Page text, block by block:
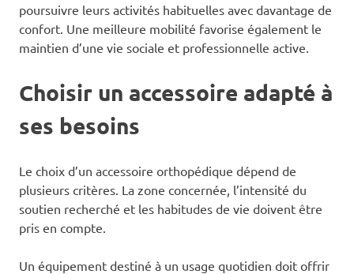
poursuivre leurs activités habituelles avec davantage de
confort. Une meilleure mobilité favorise également le
maintien d’une vie sociale et professionnelle active.
Choisir un accessoire adapté à
ses besoins
Le choix d’un accessoire orthopédique dépend de
plusieurs critères. La zone concernée, l’intensité du
soutien recherché et les habitudes de vie doivent être
pris en compte.
Un équipement destiné à un usage quotidien doit offrir